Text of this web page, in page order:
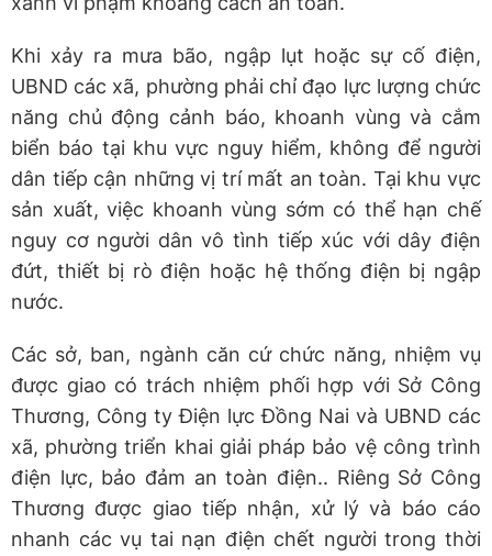
Khi xảy ra mưa bão, ngập lụt hoặc sự cố điện,
UBND các xã, phường phải chỉ đạo lực lượng chức
năng chủ động cảnh báo, khoanh vùng và cắm
biển báo tại khu vực nguy hiểm, không để người
dân tiếp cận những vị trí mất an toàn. Tại khu vực
sản xuất, việc khoanh vùng sớm có thể hạn chế
nguy cơ người dân vô tình tiếp xúc với dây điện
đứt, thiết bị rò điện hoặc hệ thống điện bị ngập
nước.
Các sở, ban, ngành căn cứ chức năng, nhiệm vụ
được giao có trách nhiệm phối hợp với Sở Công
Thương, Công ty Điện lực Đồng Nai và UBND các
xã, phường triển khai giải pháp bảo vệ công trình
điện lực, bảo đảm an toàn điện.. Riêng Sở Công
Thương được giao tiếp nhận, xử lý và báo cáo
nhanh các vụ tai nạn điện chết người trong thời